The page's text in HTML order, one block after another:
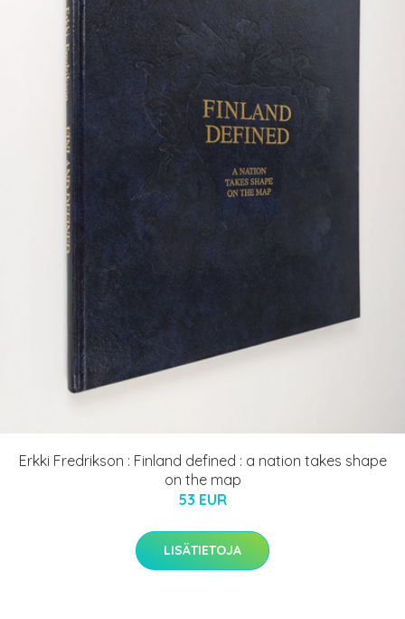
Erkki Fredrikson : Finland defined : a nation takes shape
on the map
53 EUR
LISÄTIETOJA